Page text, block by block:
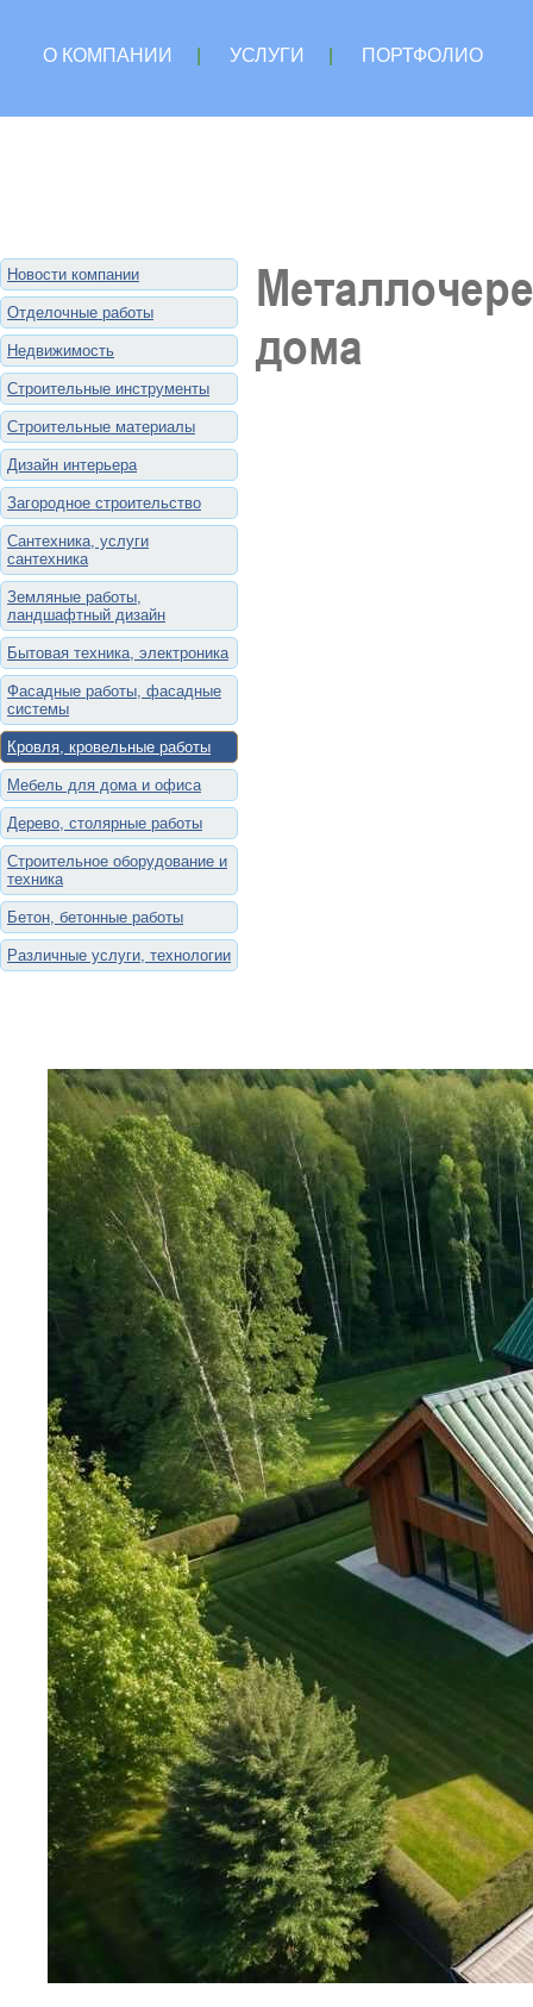
О КОМПАНИИ УСЛУГИ
ПОРТФОЛИО
Новости компании
Отделочные работы
Недвижимость
Строительные инструменты
Строительные материалы
Дизайн интерьера
Загородное строительство
Сантехника, услуги
сантехника
Земляные работы,
ландшафтный дизайн
Бытовая техника, электроника
Фасадные работы, фасадные
системы
Кровля, кровельные работы
Мебель для дома и офиса
Дерево, столярные работы
Строительное оборудование и
техника
Бетон, бетонные работы
Различные услуги, технологии
дома